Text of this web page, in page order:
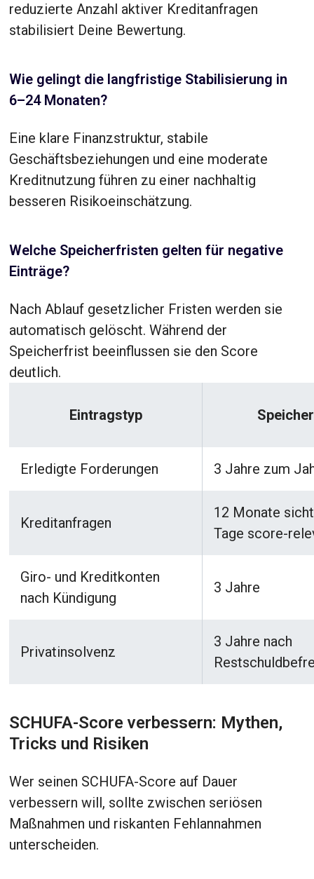
reduzierte Anzahl aktiver Kreditanfragen
stabilisiert Deine Bewertung.
Wie gelingt die langfristige Stabilisierung in
6–24 Monaten?
Eine klare Finanzstruktur, stabile
Geschäftsbeziehungen und eine moderate
Kreditnutzung führen zu einer nachhaltig
besseren Risikoeinschätzung.
Welche Speicherfristen gelten für negative
Einträge?
Nach Ablauf gesetzlicher Fristen werden sie
automatisch gelöscht. Während der
Speicherfrist beeinflussen sie den Score
deutlich.
Eintragstyp
Erledigte Forderungen 3 Jahre zum
Kreditanfragen
12 Monate
Tage score-
Giro- und Kreditkonten
nach Kündigung
3 Jahre
Privatinsolvenz
3 Jahre nach
SCHUFA-Score verbessern: Mythen,
Tricks und Risiken
Wer seinen SCHUFA-Score auf Dauer
verbessern will, sollte zwischen seriösen
Maßnahmen und riskanten Fehlannahmen
unterscheiden.